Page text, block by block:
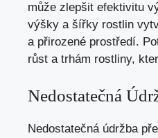
může zlepšit efektivitu
výšky a šířky rostlin
a přirozené prostředí.
růst a trhám rostliny,
Nedostatečná
Nedostatečná údržba